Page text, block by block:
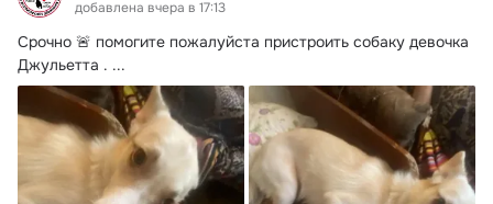
добавлена вчера в 17:13
Срочно 🚨 помогите пожалуйста пристроить собаку девочка
Джульетта . ...